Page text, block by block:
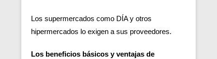
Los supermercados como DÍA y otros
hipermercados lo exigen a sus proveedores.
Los beneficios básicos y ventajas de